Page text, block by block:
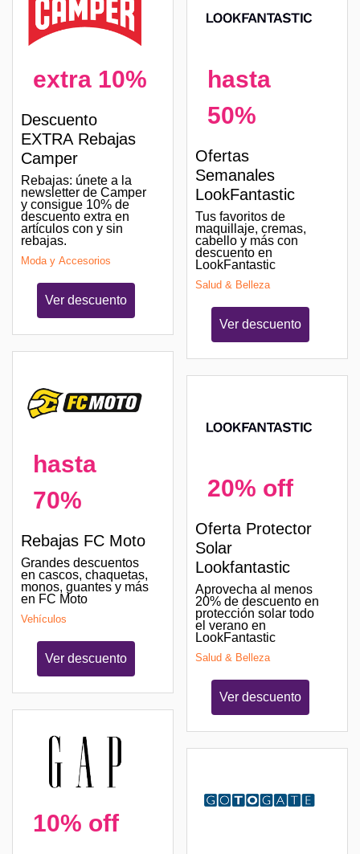
extra 10%
Descuento
EXTRA Rebajas
Camper
Rebajas: únete a la
newsletter de Camper
y consigue 10% de
descuento extra en
artículos con y sin
rebajas.
Moda y Accesorios
Ver descuento
hasta
70%
Rebajas FC Moto
Grandes descuentos
en cascos, chaquetas,
monos, guantes y más
en FC Moto
Vehículos
Ver descuento
10% off
hasta
50%
Ofertas
Semanales
LookFantastic
Tus favoritos de
maquillaje, cremas,
cabello y más con
descuento en
LookFantastic
Salud & Belleza
Ver descuento
20% off
Oferta Protector
Solar
Lookfantastic
Aprovecha al menos
20% de descuento en
protección solar todo
el verano en
LookFantastic
Salud & Belleza
Ver descuento